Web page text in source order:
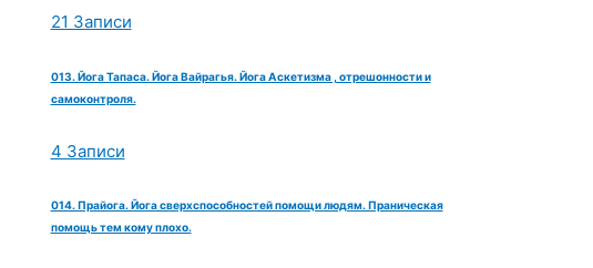
21 Записи
013. Йога Тапаса. Йога Вайрагья. Йога Аскетизма , отрешонности и
самоконтроля.
4 Записи
014. Прайога. Йога сверхспособностей помощи людям. Праническая
помощь тем кому плохо.